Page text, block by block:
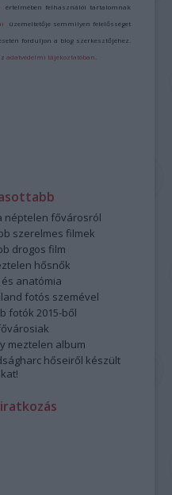
értelmében felhasználói tartalomnak
üzemeltetője semmilyen felelősséget
forduljon a blog szerkesztőjéhez.
adatvédelmi tájékoztatóban
néptelen fővárosról
szerelmes filmek
drogos film
hősnők
anatómia
fotós szemével
fotók 2015-ből
meztelen album
hőseiről készült